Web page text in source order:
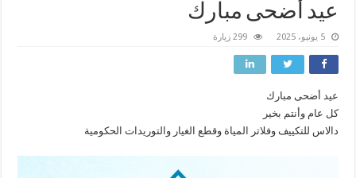
عيد أضحى مبارك
5 يونيو، 2025 299 زيارة
عيد أضحى مبارك
كل عام وأنتم بخير
دالاس للتكييف وفلاتر المياة وقطع الغيار والتوريدات الحكومية